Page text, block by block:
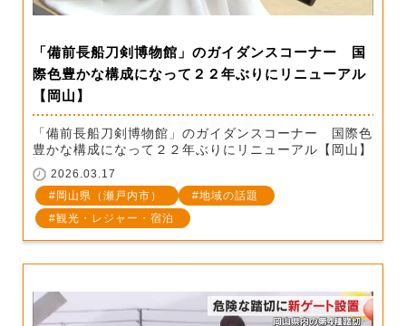
「備前長船刀剣博物館」のガイダンスコーナー 国
際色豊かな構成になって２２年ぶりにリニューアル
【岡山】
「備前長船刀剣博物館」のガイダンスコーナー 国際色
豊かな構成になって２２年ぶりにリニューアル【岡山】
2026.03.17
岡山県（瀬戸内市）
地域の話題
観光・レジャー・宿泊